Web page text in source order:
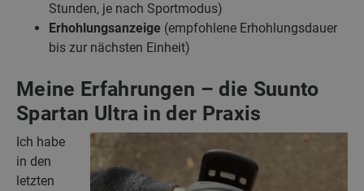
Stunden, je nach Sportmodus)
Erhohlungsanzeige (empfohlene Erhohlungsdauer
bis zur nächsten Einheit)
Meine Erfahrungen – die Suunto
Spartan Ultra in der Praxis
Ich habe
in den
letzten